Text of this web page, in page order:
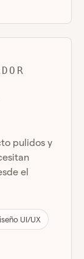
pulidos y
el
UI/UX